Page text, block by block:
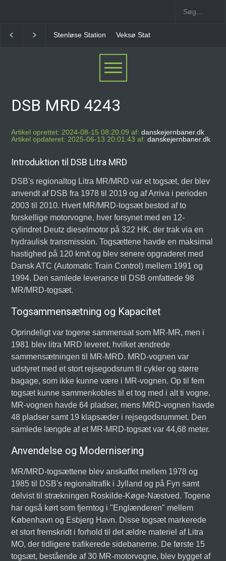
Stenløse Station Veksø Station
DSB MRD 4243
Artikel oprettet: 2024-08-15 08:20:09 af: danskejernbaner.dk
Artikel opdateret: 2025-06-13 20:01:43 af: danskejernbaner.dk
Introduktion til DSB Litra MRD
DSB's regionaltog Litra MR/MRD var et togsæt, der blev
anvendt af DSB fra 1978 til 2019 og af Arriva i perioden
2003 til 2010. Hvert MR/MRD-togsæt bestod af to
forskellige motorvogne, hver forsynet med en 12-
cylindret Deutz dieselmotor på 322 HK, der trak via en
hydraulisk transmission. Togsættene havde en maksimal
hastighed på 120 km/t og blev senere opgraderet med
Dansk ATC (Automatic Train Control) mellem 1991 og
1994. Den samlede leverance til DSB omfattede 98
MR/MRD-togsæt.
Togsammensætning og Kapacitet
Oprindeligt var togene sammensat som MR-MR, men i
1981 blev litra MRD leveret, hvilket ændrede
sammensætningen til MR-MRD. MRD-vognen var
udstyret med et stort rejsegodsrum til cykler og større
bagage, som ikke kunne være i MR-vognen. Op til fem
togsæt kunne sammenkobles til et tog med i alt ti vogne.
MR-vognen havde 64 pladser, mens MRD-vognen havde
48 pladser samt 19 klapsæder i rejsegodsrummet. Den
samlede længde af et MR-MRD-togsæt var 44,68 meter.
Anvendelse og Modernisering
MR/MRD-togsættene blev anskaffet mellem 1978 og
1985 til DSB's regionaltrafik i Jylland og på Fyn samt
delvist til strækningen Roskilde-Køge-Næstved. Togene
har også kørt som fjerntog i "Englænderen" mellem
København og Esbjerg Havn. Disse togsæt markerede
et stort fremskridt i forhold til det ældre materiel af Litra
MO, der tidligere trafikerede sidebanerne. De første 15
togsæt, bestående af 30 MR-motorvogne, blev bygget af